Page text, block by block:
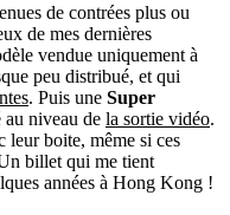
de contrées plus ou
de mes dernières
vendue uniquement à
peu distribué, et qui
. Puis une Super
au niveau de la sortie vidéo.
leur boite, même si ces
billet qui me tient
années à Hong Kong !